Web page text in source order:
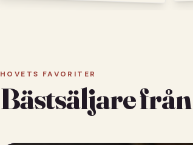
HOVETS FAVORITER
Bästsäljare